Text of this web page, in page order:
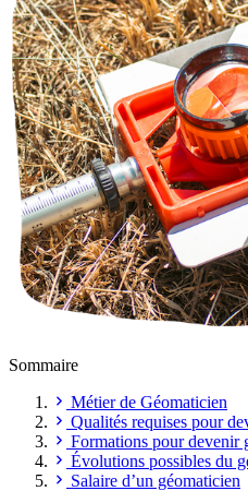
Sommaire
Métier de Géomaticien
Qualités requises pour
Formations pour devenir
Évolutions possibles du
Salaire d’un géomaticien